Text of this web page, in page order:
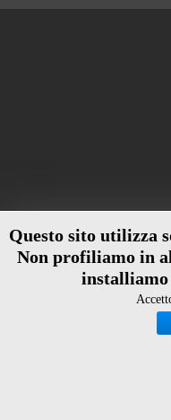
Questo sito utilizza
Non profiliamo in
installiamo